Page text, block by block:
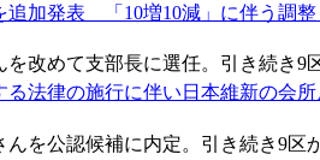
追加発表 「10増10減」に伴う調整
を改めて支部長に選任。引き続き9
法律の施行に伴い日本維新の会
んを公認候補に内定。引き続き9区